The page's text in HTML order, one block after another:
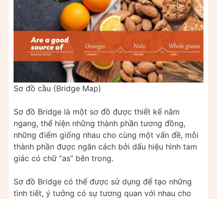
Sơ đồ cầu (Bridge Map)
Sơ đồ Bridge là một sơ đồ được thiết kế nằm
ngang, thể hiện những thành phần tương đồng,
những điểm giống nhau cho cùng một vấn đề, mỗi
thành phần được ngăn cách bởi dấu hiệu hình tam
giác có chữ “as” bên trong.
Sơ đồ Bridge có thể được sử dụng để tạo những
tình tiết, ý tưởng có sự tương quan với nhau cho